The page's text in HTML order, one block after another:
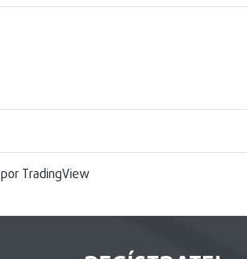
por TradingView